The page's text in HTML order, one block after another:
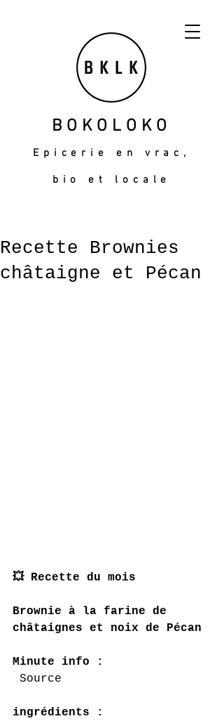
BOKOLOKO
Epicerie en vrac,
bio et locale
Recette Brownies
châtaigne et Pécan
💥 Recette du mois
Brownie à la farine de
châtaignes et noix de Pécan
Minute info :
Source
ingrédients :